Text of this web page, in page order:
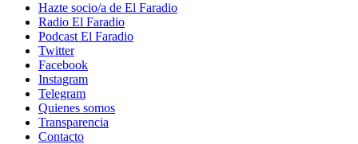
Hazte socio/a de El Faradio
Radio El Faradio
Podcast El Faradio
Twitter
Facebook
Instagram
Telegram
Quienes somos
Transparencia
Contacto